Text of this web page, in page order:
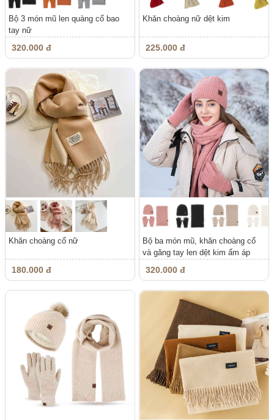
Bộ 3 món mũ len quàng cổ bao
tay nữ
320.000 đ
Khăn choàng nữ dệt kim
225.000 đ
Khăn choàng cổ nữ
180.000 đ
Bộ ba món mũ, khăn choàng cổ
và găng tay len dệt kim ấm áp
320.000 đ